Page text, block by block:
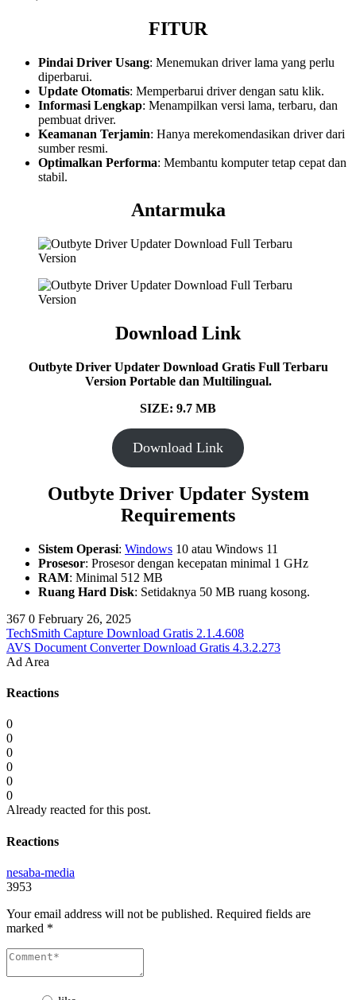
FITUR
Pindai Driver Usang: Menemukan driver lama yang perlu
diperbarui.
Update Otomatis: Memperbarui driver dengan satu klik.
Informasi Lengkap: Menampilkan versi lama, terbaru, dan
pembuat driver.
Keamanan Terjamin: Hanya merekomendasikan driver dari
sumber resmi.
Optimalkan Performa: Membantu komputer tetap cepat dan
stabil.
Antarmuka
Download Link
Outbyte Driver Updater Download Gratis Full Terbaru
Version Portable dan Multilingual.
SIZE: 9.7 MB
Download Link
Outbyte Driver Updater System
Requirements
Sistem Operasi: Windows 10 atau Windows 11
Prosesor: Prosesor dengan kecepatan minimal 1 GHz
RAM: Minimal 512 MB
Ruang Hard Disk: Setidaknya 50 MB ruang kosong.
367 0 February 26, 2025
TechSmith Capture Download Gratis 2.1.4.608
AVS Document Converter Download Gratis 4.3.2.273
Ad Area
Reactions
0
0
0
0
0
0
Already reacted for this post.
Reactions
nesaba-media
3953
Your email address will not be published. Required fields are
marked *